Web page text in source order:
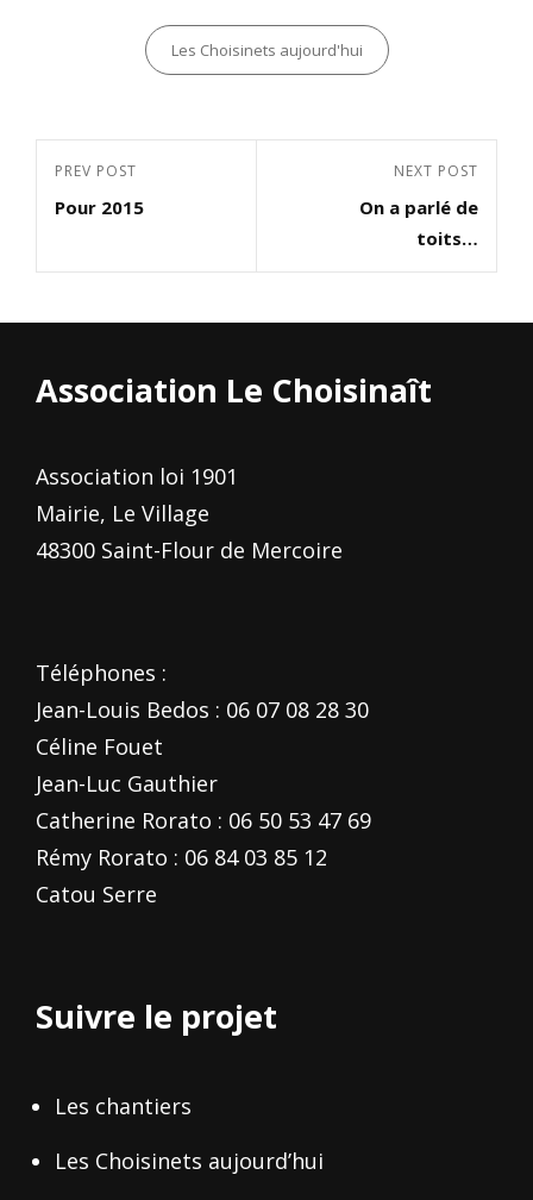
Categories
Les Choisinets aujourd'hui
Navigation
de
l’article
Previous
Post
PREV POST
Pour 2015
NEXT POST
On a parlé de
toits…
Association Le Choisinaît
Association loi 1901
Mairie, Le Village
48300 Saint-Flour de Mercoire
Téléphones :
Jean-Louis Bedos : 06 07 08 28 30
Céline Fouet
Jean-Luc Gauthier
Catherine Rorato : 06 50 53 47 69
Rémy Rorato : 06 84 03 85 12
Catou Serre
Suivre le projet
Les chantiers
Les Choisinets aujourd’hui